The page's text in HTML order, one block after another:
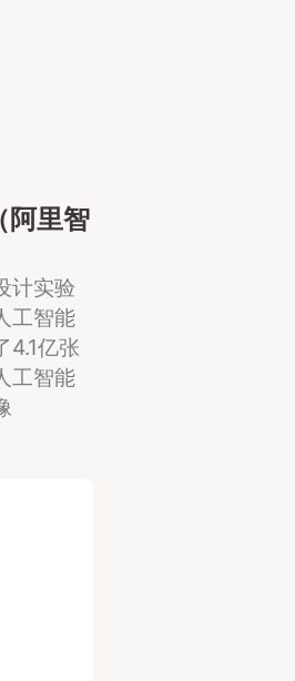
阿里智
计实验
工智能
4.1亿张
工智能